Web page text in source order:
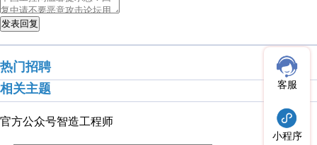
发表回复
热门招聘
相关主题
官方公众号智造工程师
客服
小程序